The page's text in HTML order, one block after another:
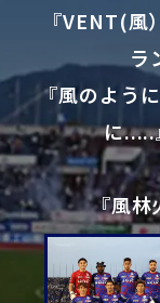
『VENT(
ラ
『風のよう
に.....
『風林